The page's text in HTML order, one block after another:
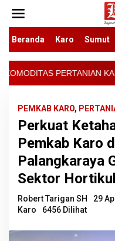
konten
Beranda
Karo Sumut
KABUPATEN KARO
PEMKAB KARO,
Perkuat
Pemkab Karo
Palangkaraya
Sektor
Robert Tarigan SH
29
Karo
6456 Dilihat